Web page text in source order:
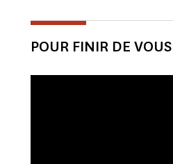
POUR FINIR DE